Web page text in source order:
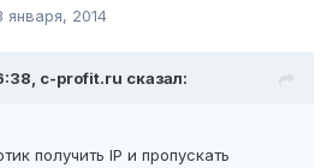
января, 2014
c-profit.ru сказал:
получить IP и пропускать